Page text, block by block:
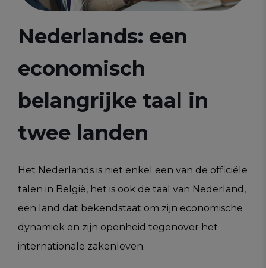
Nederlands: een
economisch
belangrijke taal in
twee landen
Het Nederlands is niet enkel een van de officiële
talen in België, het is ook de taal van Nederland,
een land dat bekendstaat om zijn economische
dynamiek en zijn openheid tegenover het
internationale zakenleven.